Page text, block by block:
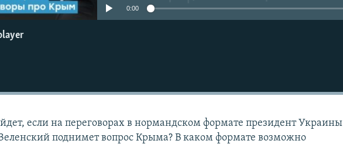
0:00
если на переговорах в нормандском формате президент Украины
поднимет вопрос Крыма? В каком формате возможно